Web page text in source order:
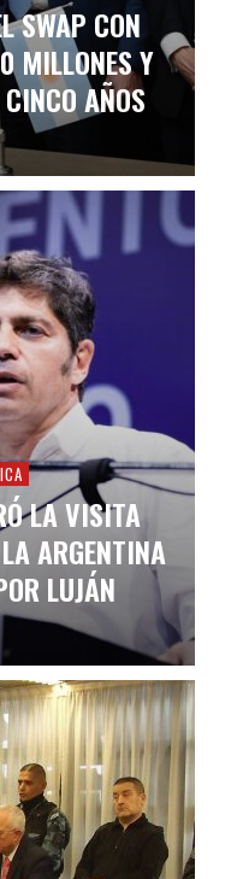
SWAP CON
MILLONES Y
AÑOS
LA VISITA
ARGENTINA
LUJÁN